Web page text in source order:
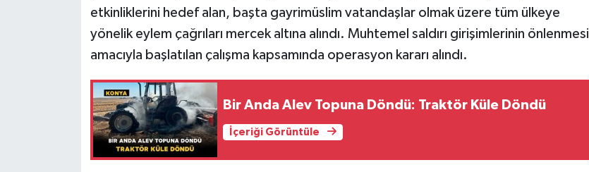
etkinliklerini hedef alan, başta gayrimüslim vatandaşlar olmak üzere tüm ülkeye
yönelik eylem çağrıları mercek altına alındı. Muhtemel saldırı girişimlerinin önlenmesi
amacıyla başlatılan çalışma kapsamında operasyon kararı alındı.
Bir Anda Alev Topuna Döndü: Traktör Küle Döndü
İçeriği Görüntüle